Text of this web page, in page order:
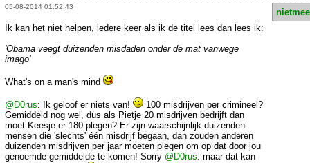
05-08-2014 01:52:43
Ik kan het niet helpen, iedere keer als ik de titel lees dan lees ik:
'Obama veegt duizenden misdaden onder de mat vanwege
imago'
What's on a man's mind
@D0rus: Ik geloof er niets van!
100 misdrijven per crimineel?
Gemiddeld nog wel, dus als Pietje 20 misdrijven bedrijft dan
moet Keesje er 180 plegen? Er zijn waarschijnlijk duizenden
mensen die 'slechts' één misdrijf begaan, dan zouden anderen
duizenden misdrijven per jaar moeten plegen om op dat door jou
genoemde gemiddelde te komen! Sorry @D0rus: maar dat kan